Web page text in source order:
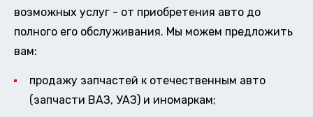
возможных услуг - от приобретения авто до
полного его обслуживания. Мы можем предложить
вам:
продажу запчастей к отечественным авто
(запчасти ВАЗ, УАЗ) и иномаркам;